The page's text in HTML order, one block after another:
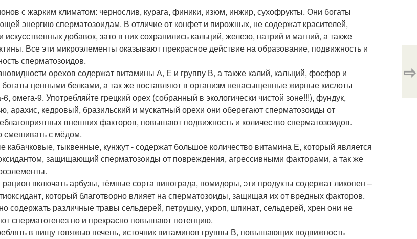
с жарким климатом: чернослив, курага, финики, изюм, инжир, сухофрукты. Они богаты
энергию сперматозоидам. В отличие от конфет и пирожных, не содержат красителей,
искусственных добавок, зато в них сохранились кальций, железо, натрий и магний, а также
Все эти микроэлементы оказывают прекрасное действие на образование, подвижность и
сперматозоидов.
орехов содержат витамины А, Е и группу В, а также калий, кальций, фосфор и
ценными белками, а так же поставляют в организм ненасыщенные жирные кислоты
омега-9. Употребляйте грецкий орех (собранный в экологически чистой зоне!!!), фундук,
арахис, кедровый, бразильский и мускатный орехи они оберегают сперматозоиды от
внешних факторов, повышают подвижность и количество сперматозоидов.
смешивать с мёдом.
кабачковые, тыквенные, кунжут - содержат большое количество витамина Е, который является
защищающий сперматозоиды от повреждения, агрессивными факторами, а так же
включать арбузы, тёмные сорта винограда, помидоры, эти продукты содержат ликопен –
который благотворно влияет на сперматозоиды, защищая их от вредных факторов.
содержать различные травы сельдерей, петрушку, укроп, шпинат, сельдерей, хрен они не
сперматогенез но и прекрасно повышают потенцию.
в пищу говяжью печень, источник витаминов группы В, повышающих подвижность
⇨